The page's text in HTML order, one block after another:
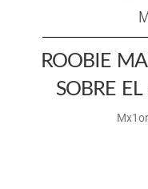
ROOBIE
SOBRE